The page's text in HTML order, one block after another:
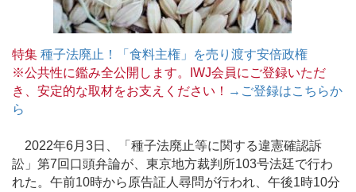
特集 種子法廃止！「食料主権」を売り渡す安倍政権
※公共性に鑑み全公開します。IWJ会員にご登録いただ
き、安定的な取材をお支えください！ →ご登録はこちらか
ら
2022年6月3日、「種子法廃止等に関する違憲確認訴
訟」第7回口頭弁論が、東京地方裁判所103号法廷で行わ
れた。午前10時から原告証人尋問が行われ、午後1時10分